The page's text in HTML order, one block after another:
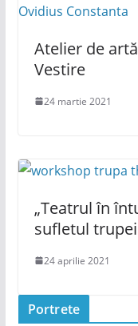
Atelier de
Vestire
24 martie 2021
„Teatrul în
sufletul trupei
24 aprilie 2021
Portrete